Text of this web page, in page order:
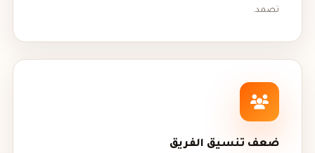
تصمد.
ضعف تنسيق الفريق